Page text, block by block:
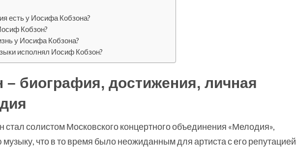
есть у Иосифа Кобзона?
Кобзон?
у Иосифа Кобзона?
исполнял Иосиф Кобзон?
биография, достижения, личная
стал солистом Московского концертного объединения «Мелодия»,
что в то время было неожиданным для артиста с его репутацией